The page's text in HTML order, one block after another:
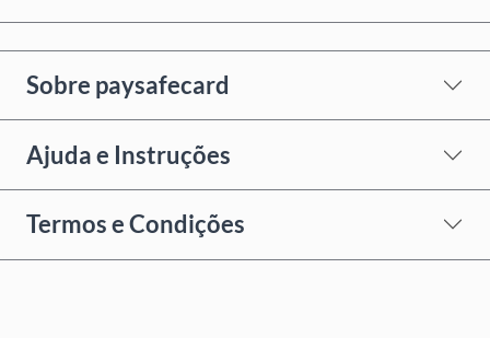
Sobre paysafecard
Ajuda e Instruções
Termos e Condições